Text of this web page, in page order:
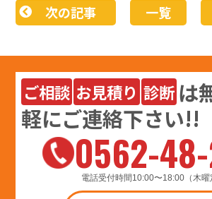
次の記事 一覧
ご相談 お見積り 診断 は
軽にご連絡下さい!!
0562-
電話受付時間10:00〜18:00（木曜